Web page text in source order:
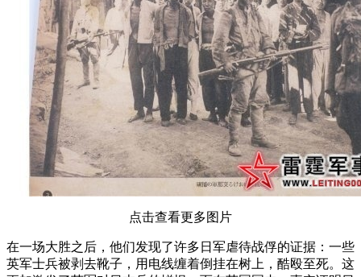
点击查看更多图片
在一场大胜之后，他们发现了许多日军虐待战俘的证据：一些
英军士兵被剥去靴子，用电线缠着倒挂在树上，酷殴至死。这